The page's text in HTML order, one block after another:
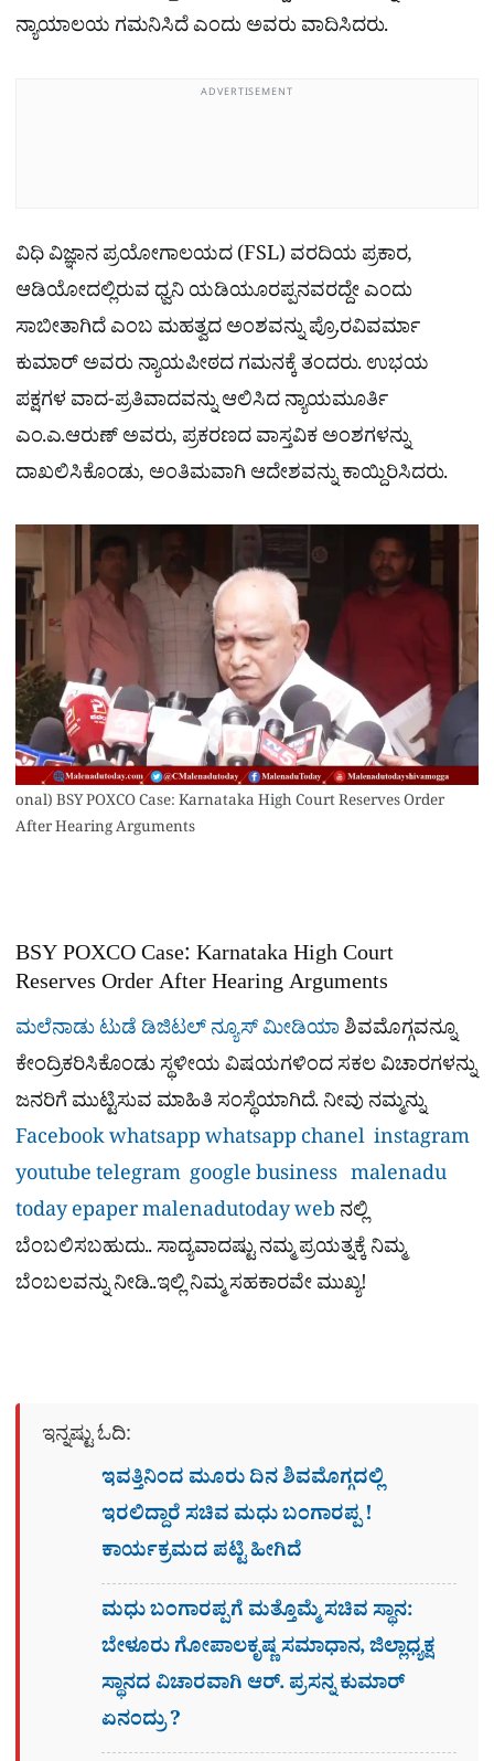
ನ್ಯಾಯಾಲಯ ಗಮನಿಸಿದೆ ಎಂದು ಅವರು ವಾದಿಸಿದರು.
ADVERTISEMENT
ವಿಧಿ ವಿಜ್ಞಾನ ಪ್ರಯೋಗಾಲಯದ (FSL) ವರದಿಯ ಪ್ರಕಾರ,
ಆಡಿಯೋದಲ್ಲಿರುವ ಧ್ವನಿ ಯಡಿಯೂರಪ್ಪನವರದ್ದೇ ಎಂದು
ಸಾಬೀತಾಗಿದೆ ಎಂಬ ಮಹತ್ವದ ಅಂಶವನ್ನು ಪ್ರೊ.ರವಿವರ್ಮಾ
ಕುಮಾರ್ ಅವರು ನ್ಯಾಯಪೀಠದ ಗಮನಕ್ಕೆ ತಂದರು. ಉಭಯ
ಪಕ್ಷಗಳ ವಾದ-ಪ್ರತಿವಾದವನ್ನು ಆಲಿಸಿದ ನ್ಯಾಯಮೂರ್ತಿ
ಎಂ.ಎ.ಆರುಣ್ ಅವರು, ಪ್ರಕರಣದ ವಾಸ್ತವಿಕ ಅಂಶಗಳನ್ನು
ದಾಖಲಿಸಿಕೊಂಡು, ಅಂತಿಮವಾಗಿ ಆದೇಶವನ್ನು ಕಾಯ್ದಿರಿಸಿದರು.
onal) BSY POXCO Case: Karnataka High Court Reserves Order
After Hearing Arguments
BSY POXCO Case: Karnataka High Court
Reserves Order After Hearing Arguments
ಮಲೆನಾಡು ಟುಡೆ ಡಿಜಿಟಲ್ ನ್ಯೂಸ್ ಮೀಡಿಯಾಶಿವಮೊಗ್ಗವನ್ನೂ
ಕೇಂದ್ರಿಕರಿಸಿಕೊಂಡು ಸ್ಥಳೀಯ ವಿಷಯಗಳಿಂದ ಸಕಲ ವಿಚಾರಗಳನ್ನು
ಜನರಿಗೆ ಮುಟ್ಟಿಸುವ ಮಾಹಿತಿ ಸಂಸ್ಥೆಯಾಗಿದೆ. ನೀವು ನಮ್ಮನ್ನು
Facebookwhatsappwhatsapp chanel instagram
youtubetelegram google business malenadu
today epapermalenadutoday web ನಲ್ಲಿ
ಬೆಂಬಲಿಸಬಹುದು.. ಸಾದ್ಯವಾದಷ್ಟು ನಮ್ಮ ಪ್ರಯತ್ನಕ್ಕೆ ನಿಮ್ಮ
ಬೆಂಬಲವನ್ನು ನೀಡಿ..ಇಲ್ಲಿ ನಿಮ್ಮ ಸಹಕಾರವೇ ಮುಖ್ಯ!
ಇನ್ನಷ್ಟು ಓದಿ:
ಇವತ್ತಿನಿಂದ ಮೂರು ದಿನ ಶಿವಮೊಗ್ಗದಲ್ಲಿ
ಇರಲಿದ್ದಾರೆ ಸಚಿವ ಮಧು ಬಂಗಾರಪ್ಪ !
ಕಾರ್ಯಕ್ರಮದ ಪಟ್ಟಿ ಹೀಗಿದೆ
ಮಧು ಬಂಗಾರಪ್ಪಗೆ ಮತ್ತೊಮ್ಮೆ ಸಚಿವ ಸ್ಥಾನ:
ಬೇಳೂರು ಗೋಪಾಲಕೃಷ್ಣ ಸಮಾಧಾನ, ಜಿಲ್ಲಾಧ್ಯಕ್ಷ
ಸ್ಥಾನದ ವಿಚಾರವಾಗಿ ಆರ್. ಪ್ರಸನ್ನ ಕುಮಾರ್
ಏನಂದ್ರು ?